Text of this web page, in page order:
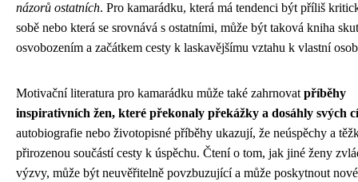
názorů ostatních. Pro kamarádku, která má tendenci být příliš
sobě nebo která se srovnává s ostatními, může být taková kniha
osvobozením a začátkem cesty k laskavějšímu vztahu k vlastní
Motivační literatura pro kamarádku může také zahrnovat příběhy
inspirativních žen, které překonaly překážky a dosáhly svých
autobiografie nebo životopisné příběhy ukazují, že neúspěchy a
přirozenou součástí cesty k úspěchu. Čtení o tom, jak jiné ženy
výzvy, může být neuvěřitelně povzbuzující a může poskytnout